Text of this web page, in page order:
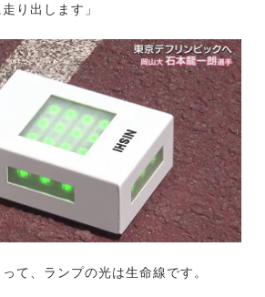
り出します」
て、ランプの光は生命線です。